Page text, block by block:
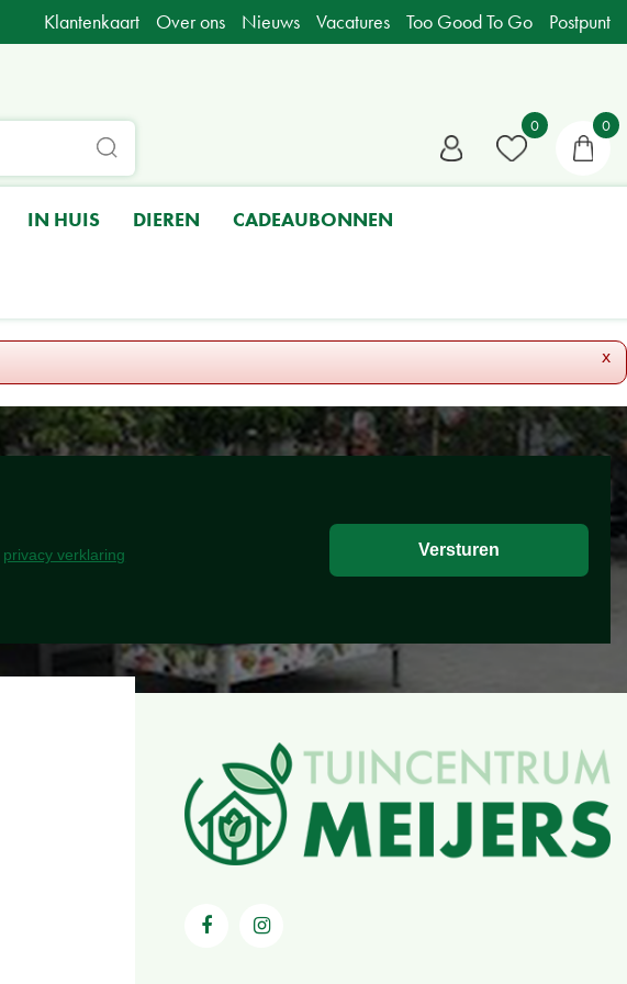
Klantenkaart Over ons Nieuws Vacatures Too Good To Go Postpunt
IN HUIS DIEREN CADEAUBONNEN
x
privacy verklaring